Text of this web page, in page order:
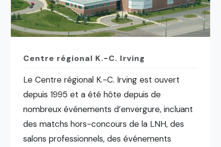
Centre régional K.-C. Irving
Le Centre régional K.-C. Irving est ouvert
depuis 1995 et a été hôte depuis de
nombreux événements d’envergure, incluant
des matchs hors-concours de la LNH, des
salons professionnels, des événements